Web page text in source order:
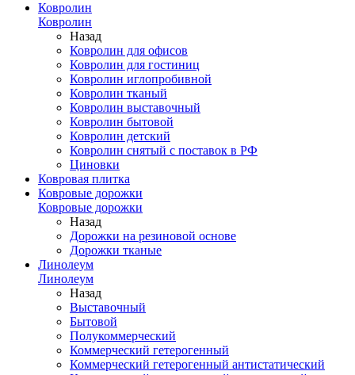
Ковролин
Ковролин
Назад
Ковролин для офисов
Ковролин для гостиниц
Ковролин иглопробивной
Ковролин тканый
Ковролин выставочный
Ковролин бытовой
Ковролин детский
Ковролин снятый с поставок в РФ
Циновки
Ковровая плитка
Ковровые дорожки
Ковровые дорожки
Назад
Дорожки на резиновой основе
Дорожки тканые
Линолеум
Линолеум
Назад
Выставочный
Бытовой
Полукоммерческий
Коммерческий гетерогенный
Коммерческий гетерогенный антистатический